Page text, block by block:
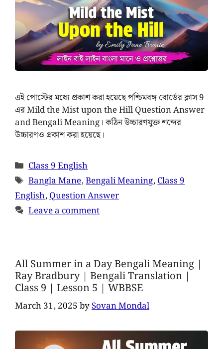
এই পোস্টের মধ্যে প্রকাশ করা হয়েছে পশ্চিমবঙ্গ বোর্ডের ক্লাস 9
এর Mild the Mist upon the Hill Question Answer
and Bengali Meaning। কঠিন উচ্চারণযুক্ত শব্দের
উচ্চারণও প্রকাশ করা হয়েছে।
Class 9 English
Bangla Mane,Bengali Meaning,Class 9
English,Question Answer
Leave a comment
All Summer in a Day Bengali Meaning |
Ray Bradbury | Bengali Translation |
Class 9 | Lesson 5 | WBBSE
March 31, 2025bySovan Mondal